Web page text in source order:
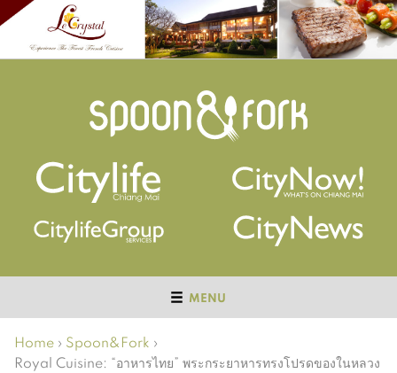
MENU
Home › Spoon&Fork ›
Royal Cuisine: “อาหารไทย” พระกระยาหารทรงโปรดของในหลวง